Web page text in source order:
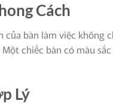
Cách
của bàn làm việc
chiếc bàn có màu
Lý